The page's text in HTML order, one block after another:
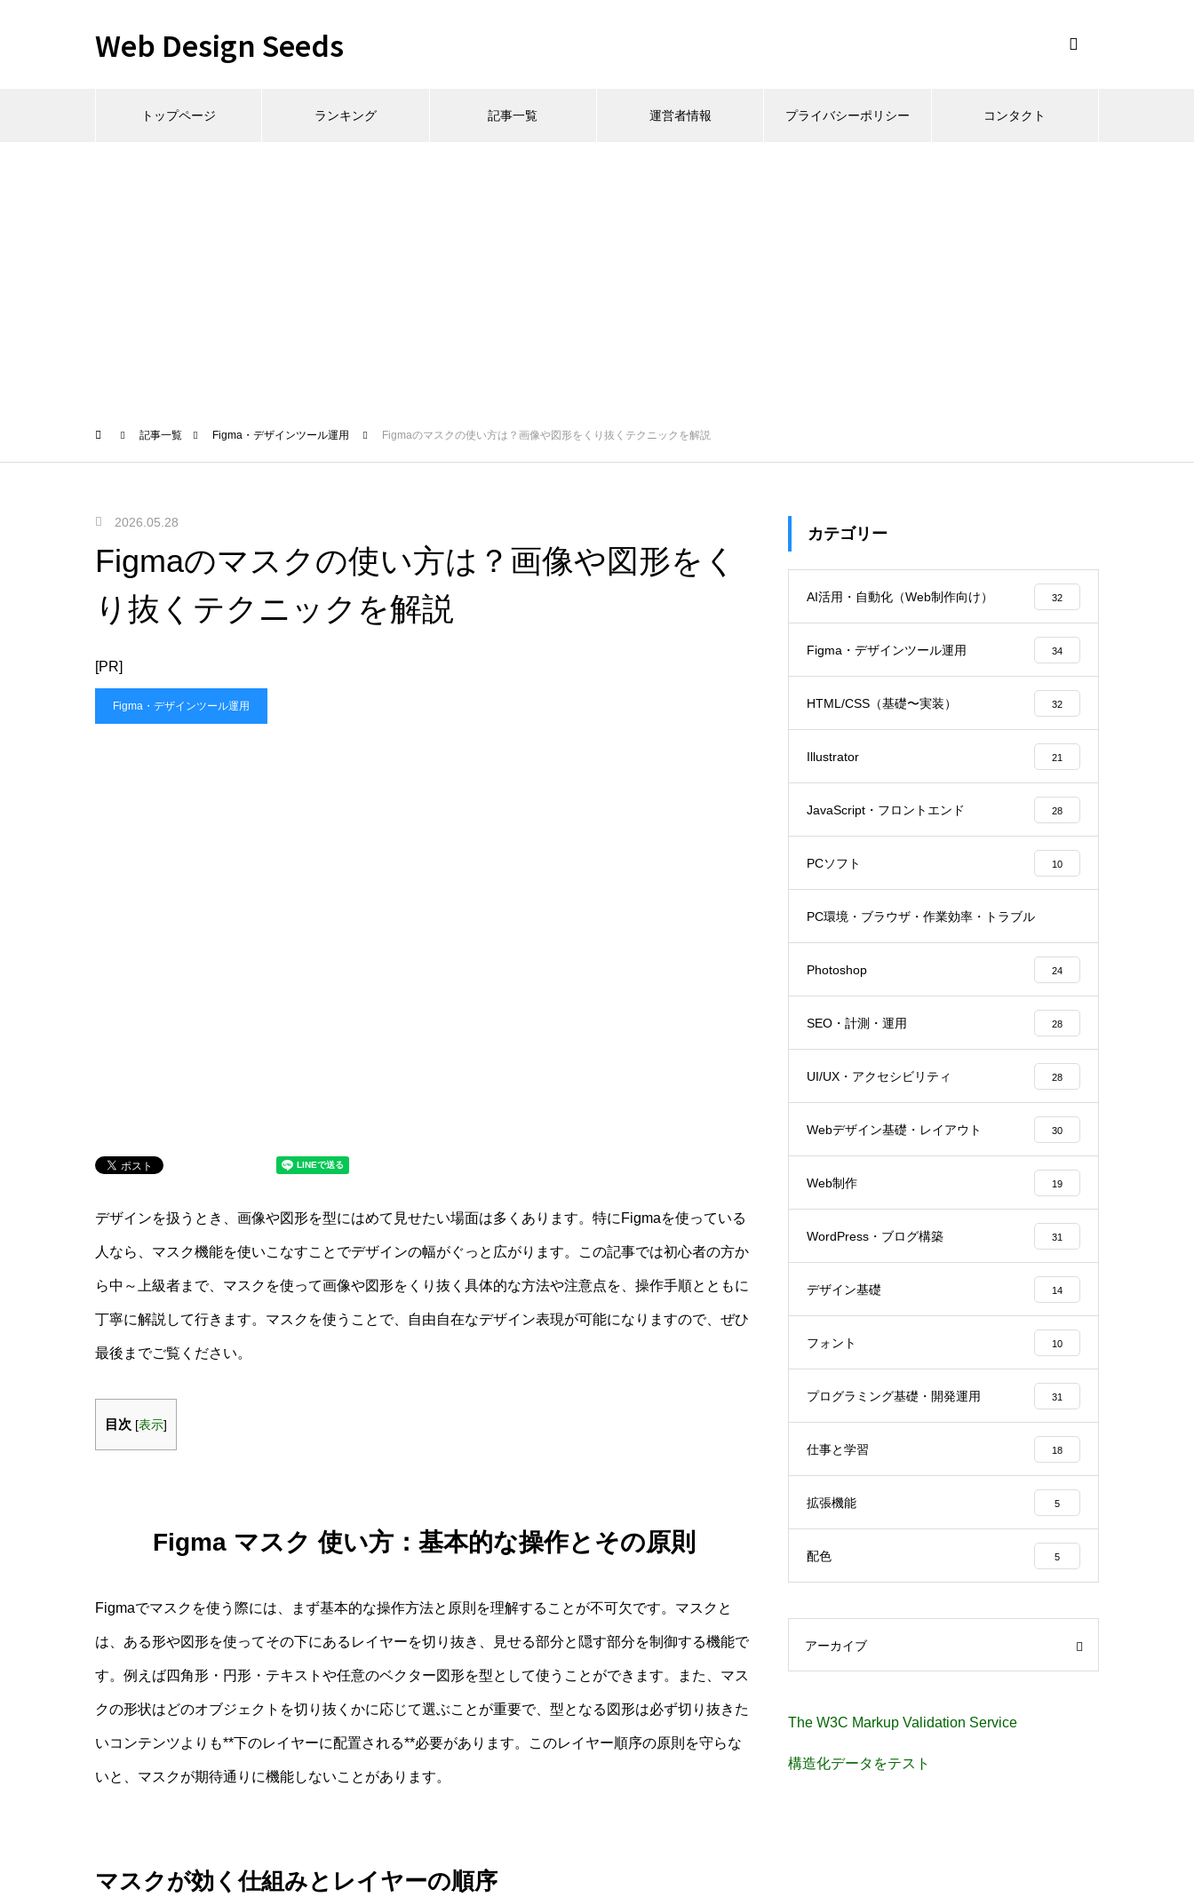
Web Design Seeds
トップページ ランキング 記事一覧 運営者情報 プライバシーポリシー コンタクト
記事一覧 Figma・デザインツール運用 Figmaのマスクの使い方は？画像や図形をくり抜くテクニックを解説
2026.05.28
Figmaのマスクの使い方は？画像や図形をく
り抜くテクニックを解説
[PR]
Figma・デザインツール運用
デザインを扱うとき、画像や図形を型にはめて見せたい場面は多くあります。特にFigmaを使っている
人なら、マスク機能を使いこなすことでデザインの幅がぐっと広がります。この記事では初心者の方か
ら中～上級者まで、マスクを使って画像や図形をくり抜く具体的な方法や注意点を、操作手順とともに
丁寧に解説して行きます。マスクを使うことで、自由自在なデザイン表現が可能になりますので、ぜひ
最後までご覧ください。
目次 [表示]
Figma マスク 使い方：基本的な操作とその原則
Figmaでマスクを使う際には、まず基本的な操作方法と原則を理解することが不可欠です。マスクと
は、ある形や図形を使ってその下にあるレイヤーを切り抜き、見せる部分と隠す部分を制御する機能で
す。例えば四角形・円形・テキストや任意のベクター図形を型として使うことができます。また、マス
クの形状はどのオブジェクトを切り抜くかに応じて選ぶことが重要で、型となる図形は必ず切り抜きた
いコンテンツよりも**下のレイヤーに配置される**必要があります。このレイヤー順序の原則を守らな
いと、マスクが期待通りに機能しないことがあります。
マスクが効く仕組みとレイヤーの順序
カテゴリー
AI活用・自動化（Web制作向け） 32
Figma・デザインツール運用 34
HTML/CSS（基礎〜実装） 32
Illustrator 21
JavaScript・フロントエンド 28
PCソフト 10
PC環境・ブラウザ・作業効率・トラブル
Photoshop 24
SEO・計測・運用 28
UI/UX・アクセシビリティ 28
Webデザイン基礎・レイアウト 30
Web制作 19
WordPress・ブログ構築 31
デザイン基礎 14
フォント 10
プログラミング基礎・開発運用 31
仕事と学習 18
拡張機能 5
配色 5
アーカイブ
The W3C Markup Validation Service
構造化データをテスト